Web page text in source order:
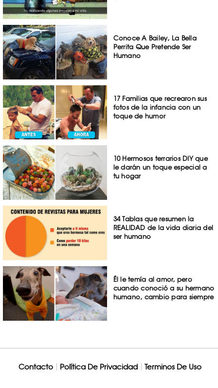
Conoce A Bailey, La Bella
Perrita Que Pretende Ser
Humano
17 Familias que recrearon sus
fotos de la infancia con un
toque de humor
10 Hermosos terrarios DIY que
le darán un toque especial a
tu hogar
34 Tablas que resumen la
REALIDAD de la vida diaria del
ser humano
Él le temía al amor, pero
cuando conoció a su hermano
humano, cambio para siempre
Contacto Política De Privacidad Terminos De Uso